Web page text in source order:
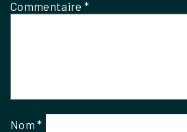
Commentaire*
Nom*